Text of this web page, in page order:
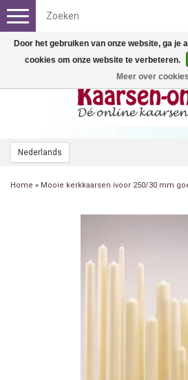
Nederlands
Toggle
navigation
Home » Mooie kerkkaarsen ivoor 250/30 mm
Door het gebruiken van onze website, ga je
cookies om onze website te verbeteren.
Meer over